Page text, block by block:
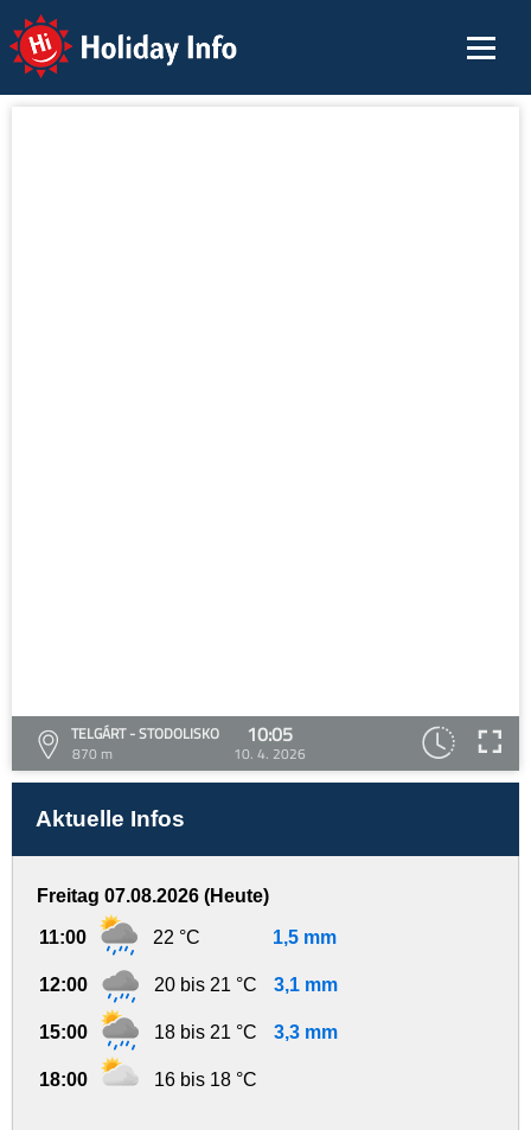
Holiday Info
TELGÁRT - STODOLISKO
870 m
10:05
10. 4. 2026
Aktuelle Infos
Freitag 07.08.2026 (Heute)
11:00 22 °C 1,5 mm
12:00 20 bis 21 °C 3,1 mm
15:00 18 bis 21 °C 3,3 mm
18:00 16 bis 18 °C